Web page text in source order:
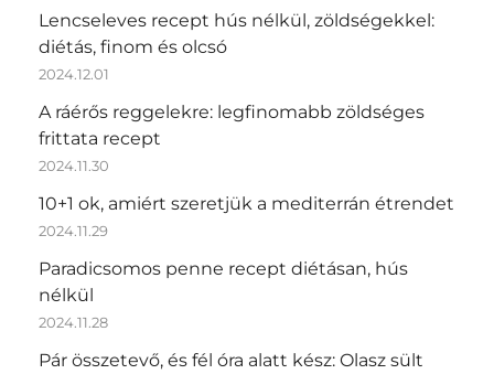
Lencseleves recept hús nélkül, zöldségekkel:
diétás, finom és olcsó
2024.12.01
A ráérős reggelekre: legfinomabb zöldséges
frittata recept
2024.11.30
10+1 ok, amiért szeretjük a mediterrán étrendet
2024.11.29
Paradicsomos penne recept diétásan, hús
nélkül
2024.11.28
Pár összetevő, és fél óra alatt kész: Olasz sült